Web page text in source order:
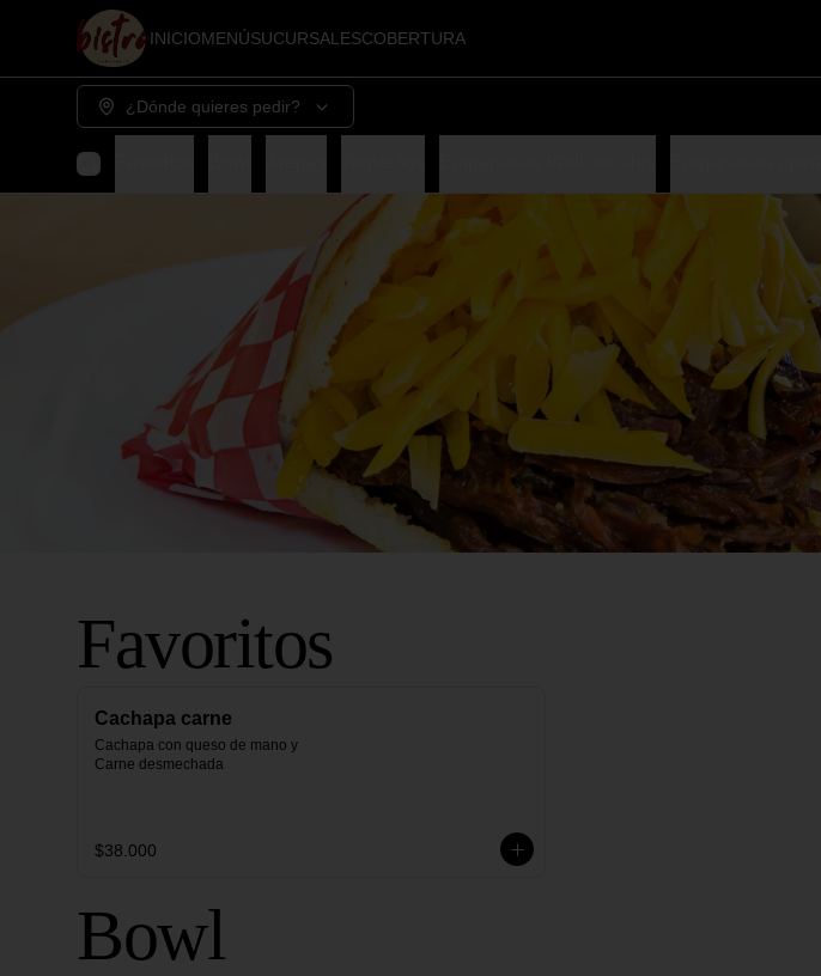
INICIOMENÚSUCURSALESCOBERTURA
¿Dónde quieres pedir?
Favoritos
Cachapa carne
Cachapa con queso de mano y
Carne desmechada
$38.000
Bowl